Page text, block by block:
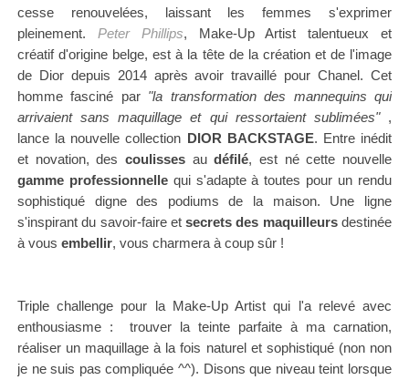
cesse renouvelées, laissant les femmes s'exprimer
pleinement. Peter Phillips, Make-Up Artisttalentueux et
créatifd'origine belge,est à la tête de la création et de l'image
de Dior depuis 2014 après avoir travaillé pour Chanel.Cet
homme fasciné par "la transformation des mannequins qui
arrivaient sans maquillage et qui ressortaient sublimées",
lance la nouvelle collection DIOR BACKSTAGE. Entreinédit
et novation, des coulissesaudéfilé, est né cette nouvelle
gamme professionnellequi s'adapte à toutes pour un rendu
sophistiqué digne des podiums de la maison. Une ligne
s'inspirant du savoir-faire etsecrets des maquilleursdestinée
à vous embellir, vous charmera à coup sûr !
Triple challenge pour la Make-Up Artist qui l'a relevé avec
enthousiasme : trouver la teinte parfaite à ma carnation,
réaliser un maquillage à la fois naturel et sophistiqué (non non
je ne suis pas compliquée ^^). Disons que niveau teint lorsque